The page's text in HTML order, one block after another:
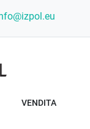
VENDITA